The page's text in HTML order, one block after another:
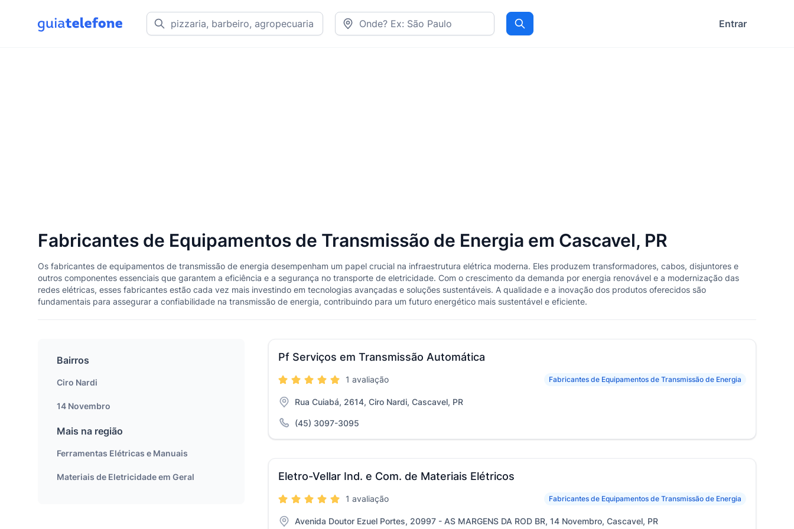
Procurar Entrar
Fabricantes de Equipamentos de Transmissão de Energia em Cascavel, PR
Os fabricantes de equipamentos de transmissão de energia desempenham um papel crucial na infraestrutura elétrica moderna. Eles produzem transformadores, cabos, disjuntores e
outros componentes essenciais que garantem a eficiência e a segurança no transporte de eletricidade. Com o crescimento da demanda por energia renovável e a modernização das
redes elétricas, esses fabricantes estão cada vez mais investindo em tecnologias avançadas e soluções sustentáveis. A qualidade e a inovação dos produtos oferecidos são
fundamentais para assegurar a confiabilidade na transmissão de energia, contribuindo para um futuro energético mais sustentável e eficiente.
Pf Serviços em Transmissão Automática
Fabricantes de Equipamentos de Transmissão de Energia
1 avaliação
Rua Cuiabá, 2614, Ciro Nardi, Cascavel, PR
(45) 3097-3095
Eletro-Vellar Ind. e Com. de Materiais Elétricos
Fabricantes de Equipamentos de Transmissão de Energia
1 avaliação
Avenida Doutor Ezuel Portes, 20997 - AS MARGENS DA ROD BR, 14 Novembro, Cascavel, PR
Bairros
Ciro Nardi
14 Novembro
Mais na região
Ferramentas Elétricas e Manuais
Materiais de Eletricidade em Geral